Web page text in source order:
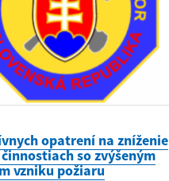
opatrení na zníženie
so zvýšeným
vzniku požiaru